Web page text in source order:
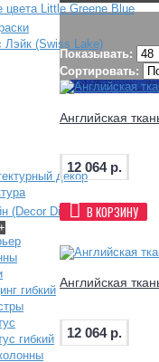
цвета Little Greene Blue
Лэйк (Swiss Lake)
декор
(Decor Dizayn)
гибкий
гибкий
Показывать:
Сортировать:
Английская
12 064 р.
В КОРЗИНУ
Английская
12 064 р.